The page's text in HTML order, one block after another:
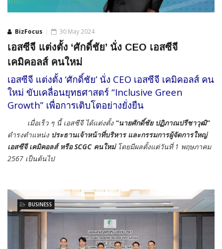
BizFocus 30 May 2024
เอสซีจี แต่งตั้ง ‘ศักดิ์ชัย’ นั่ง CEO เอสซีจี
เคมิคอลส์ คนใหม่
เอสซีจี แต่งตั้ง ‘ศักดิ์ชัย’ นั่ง CEO เอสซีจี เคมิคอลส์ คน
ใหม่ ขับเคลื่อนยุทธศาสตร์ “Inclusive Green
Growth” เพื่อการเติบโตอย่างยั่งยืน
เมื่อเร็ว ๆ นี้ เอสซีจี ได้แต่งตั้ง “นายศักดิ์ชัย ปฏิภาณปรีชาวุฒิ”
ดำรงตำแหน่งประธานเจ้าหน้าที่บริหาร และกรรมการผู้จัดการใหญ่
เอสซีจี เคมิคอลส์ หรือ SCGC คนใหม่โดยมีผลตั้งแต่วันที่ 1 พฤษภาคม
2567 เป็นต้นไป
BUSINESS